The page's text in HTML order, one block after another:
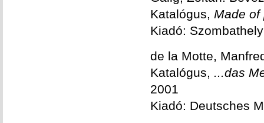
Katalógus, Made of
Kiadó:
de la Motte,
Katalógus, ...das
2001
Kiadó: Deutsches